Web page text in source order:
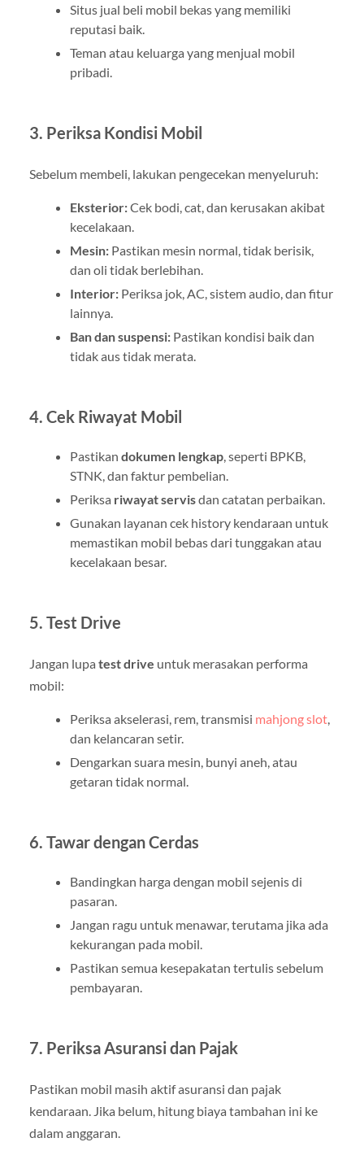
Situs jual beli mobil bekas yang memiliki
reputasi baik.
Teman atau keluarga yang menjual mobil
pribadi.
3. Periksa Kondisi Mobil
Sebelum membeli, lakukan pengecekan menyeluruh:
Eksterior:Cek bodi, cat, dan kerusakan akibat
kecelakaan.
Mesin:Pastikan mesin normal, tidak berisik,
dan oli tidak berlebihan.
Interior:Periksa jok, AC, sistem audio, dan fitur
lainnya.
Ban dan suspensi:Pastikan kondisi baik dan
tidak aus tidak merata.
4. Cek Riwayat Mobil
Pastikan dokumen lengkap, seperti BPKB,
STNK, dan faktur pembelian.
Periksa riwayat servisdan catatan perbaikan.
Gunakan layanan cek history kendaraan untuk
memastikan mobil bebas dari tunggakan atau
kecelakaan besar.
5. Test Drive
Jangan lupa test drive untuk merasakan performa
mobil:
Periksa akselerasi, rem, transmisi mahjong slot,
dan kelancaran setir.
Dengarkan suara mesin, bunyi aneh, atau
getaran tidak normal.
6. Tawar dengan Cerdas
Bandingkan harga dengan mobil sejenis di
pasaran.
Jangan ragu untuk menawar, terutama jika ada
kekurangan pada mobil.
Pastikan semua kesepakatan tertulis sebelum
pembayaran.
7. Periksa Asuransi dan Pajak
Pastikan mobil masih aktif asuransi dan pajak
kendaraan. Jika belum, hitung biaya tambahan ini ke
dalam anggaran.